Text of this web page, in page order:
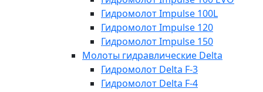
Гидромолот Impulse 100L
Гидромолот Impulse 120
Гидромолот Impulse 150
Молоты гидравлические Delta
Гидромолот Delta F-3
Гидромолот Delta F-4